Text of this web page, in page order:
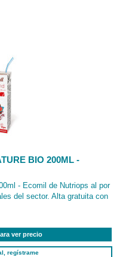
BIO 200ML -
- Ecomil de Nutriops al por
del sector. Alta gratuita con
ver precio
regístrame